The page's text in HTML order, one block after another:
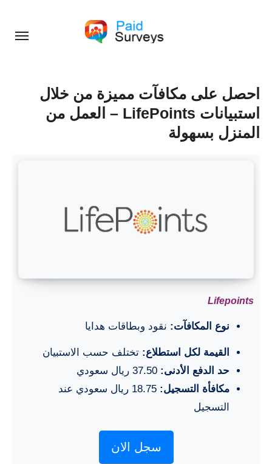
content
احصل على مكافآت مميزة من خلال
استبيانات LifePoints – العمل من
المنزل بسهولة
Lifepoints
نوع المكافآت: نقود وبطاقات هدايا
القيمة لكل استطلاع: تختلف حسب الاستبيان
حد الدفع الأدنى:
مكافأة التسجيل:
18.75 ريال سعودي عند
التسجيل
سجل الان